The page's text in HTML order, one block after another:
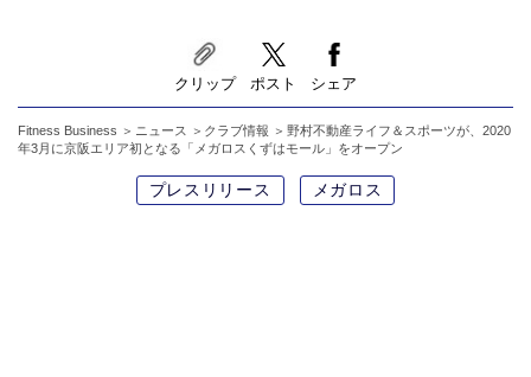
クリップ ポスト シェア
Fitness Business ニュース クラブ情報
野村不動産ライフ＆スポーツが、2020
年3月に京阪エリア初となる「メガロスくずはモール」をオープン
プレスリリース メガロス